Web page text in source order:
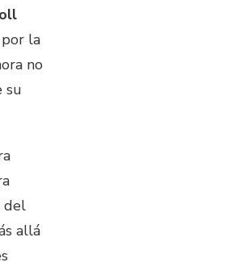
la
no
su
del
allá